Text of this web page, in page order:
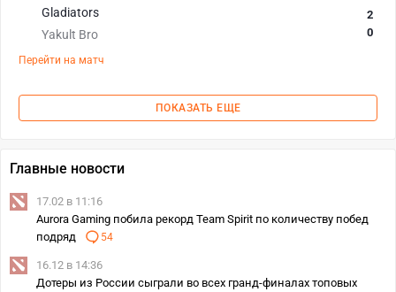
Gladiators
Yakult Bro
2
0
Перейти на матч
ПОКАЗАТЬ ЕЩЕ
Главные новости
17.02 в 11:16
Aurora Gaming побила рекорд Team Spirit по количеству побед
подряд
54
16.12 в 14:36
Дотеры из России сыграли во всех гранд-финалах топовых